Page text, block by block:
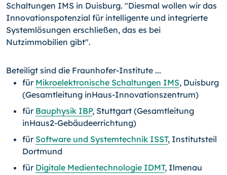
Schaltungen IMS in Duisburg. "Diesmal wollen wir das
Innovationspotenzial für intelligente und integrierte
Systemlösungen erschließen, das es bei
Nutzimmobilien gibt".
Beteiligt sind die Fraunhofer-Institute ...
für Mikroelektronische Schaltungen IMS, Duisburg
(Gesamtleitung inHaus-Innovationszentrum)
für Bauphysik IBP, Stuttgart (Gesamtleitung
inHaus2-Gebäudeerrichtung)
für Software und Systemtechnik ISST, Institutsteil
Dortmund
für Digitale Medientechnologie IDMT, Ilmenau